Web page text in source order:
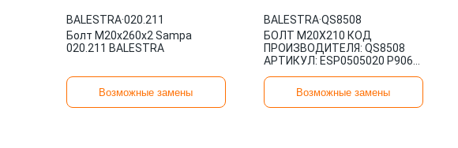
BALESTRA·020.211
Болт М20x260x2 Sampa
020.211 BALESTRA
Возможные замены
BALESTRA·QS8508
БОЛТ М20Х210 КОД
ПРОИЗВОДИТЕЛЯ: QS8508
АРТИКУЛ: ESP0505020 P9064
09407 0440060 BALESTRA
Возможные замены